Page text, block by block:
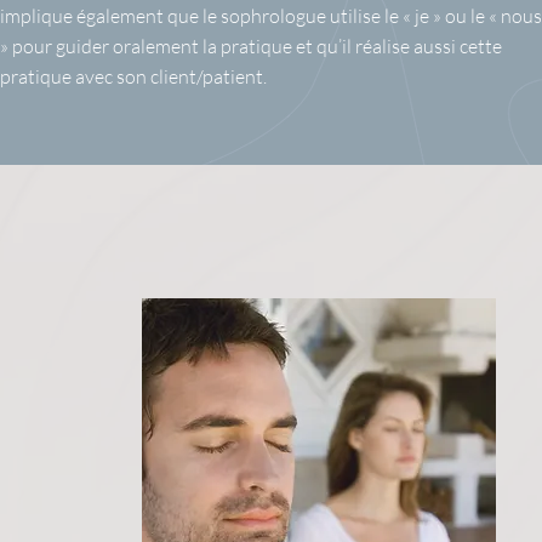
implique également que le sophrologue utilise le « je » ou le « nous
» pour guider oralement la pratique et qu’il réalise aussi cette
pratique avec son client/patient.